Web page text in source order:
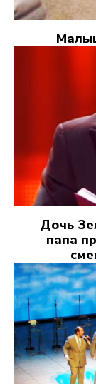
Дочь
папа